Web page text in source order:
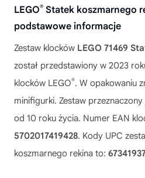
LEGO® Statek koszmarnego
podstawowe informacje
Zestaw klocków LEGO 71469
został przedstawiony w 2023
klocków LEGO®. W opakowaniu
minifigurki. Zestaw
od 10 roku życia. Numer EAN
5702017419428. Kody UPC
koszmarnego rekina to: